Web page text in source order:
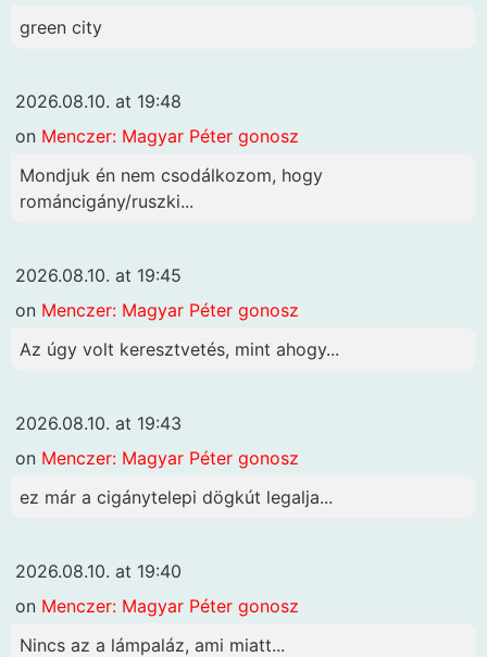
green city
2026.08.10. at 19:48
on Menczer: Magyar Péter gonosz
Mondjuk én nem csodálkozom, hogy
románcigány/ruszki...
2026.08.10. at 19:45
on Menczer: Magyar Péter gonosz
Az úgy volt keresztvetés, mint ahogy...
2026.08.10. at 19:43
on Menczer: Magyar Péter gonosz
ez már a cigánytelepi dögkút legalja...
2026.08.10. at 19:40
on Menczer: Magyar Péter gonosz
Nincs az a lámpaláz, ami miatt...